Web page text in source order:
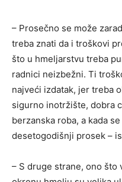
– Prosečno se može
treba znati da i troškovi
što u hmeljarstvu treba
radnici neizbežni. Ti
najveći izdatak, jer treba
sigurno inotržište, dobra
berzanska roba, a kada
desetogodišnji prosek –
– S druge strane, ono što